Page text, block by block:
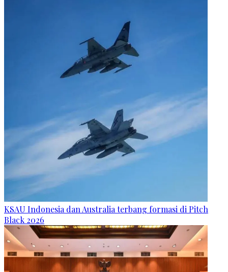
KSAU Indonesia dan Australia terbang formasi di Pitch
Black 2026